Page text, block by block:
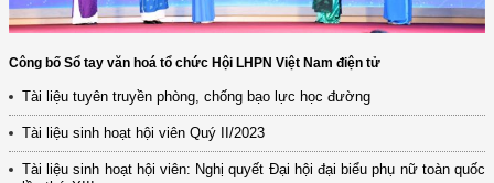
Công bố Sổ tay văn hoá tổ chức Hội LHPN Việt Nam điện tử
Tài liệu tuyên truyền phòng, chống bạo lực học đường
Tài liệu sinh hoạt hội viên Quý II/2023
Tài liệu sinh hoạt hội viên: Nghị quyết Đại hội đại biểu phụ nữ toàn quốc